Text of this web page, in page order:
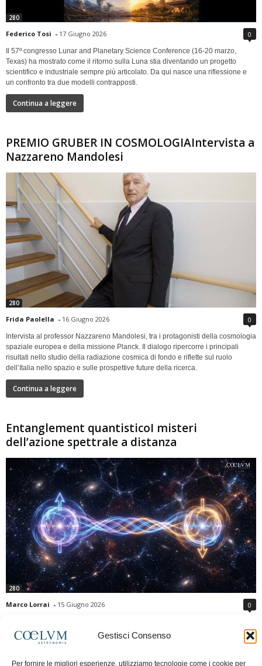
Gestisci Consenso
Per fornire le migliori esperienze, utilizziamo tecnologie come i cookie per
280
Federico Tosi - 17 Giugno 2026 0
Il 57º congresso Lunar and Planetary Science Conference (16-20 marzo,
Texas) ha mostrato come il ritorno sulla Luna stia diventando un progetto
scientifico e industriale sempre più articolato. Da qui nasce una riflessione e
un confronto tra due modelli contrapposti.
Continua a leggere
PREMIO GRUBER IN COSMOLOGIAIntervista a
Nazzareno Mandolesi
280
Frida Paolella - 16 Giugno 2026 0
Intervista al professor Nazzareno Mandolesi, tra i protagonisti della cosmologia
spaziale europea e della missione Planck. Il dialogo ripercorre i principali
risultati nello studio della radiazione cosmica di fondo e riflette sul ruolo
dell’Italia nello spazio e sulle prospettive future della ricerca.
Continua a leggere
Entanglement quantisticoI misteri
dell’azione spettrale a distanza
280
Marco Lorrai - 15 Giugno 2026 0
moderna: due particelle possono mostrare correlazioni che sembrano ignorare
la distanza che le separa. Gli esperimenti e i teoremi di Bell hanno escluso le
previsioni della meccanica quantistica. Nonostante ciò, l'entanglement non